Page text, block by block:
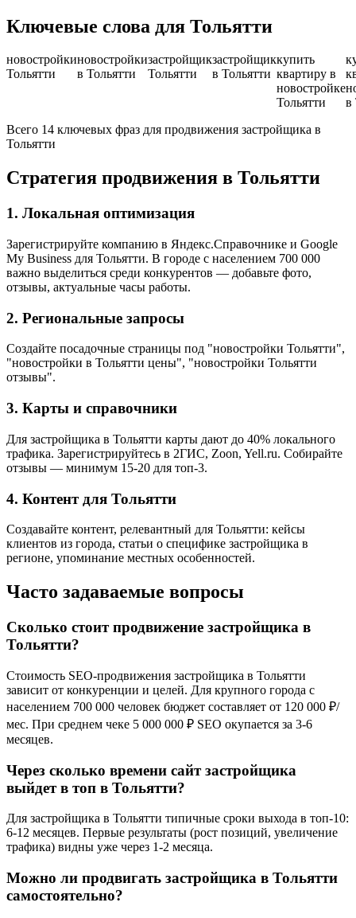
Ключевые слова для Тольятти
новостройки
Тольятти
новостройки
в Тольятти
застройщик
Тольятти
застройщик
в Тольятти
купить
квартиру в
новостройке
Тольятти
в
Всего 14 ключевых фраз для продвижения застройщика в
Тольятти
Стратегия продвижения в Тольятти
1. Локальная оптимизация
Зарегистрируйте компанию в Яндекс.Справочнике и Google
My Business для Тольятти. В городе с населением 700 000
важно выделиться среди конкурентов — добавьте фото,
отзывы, актуальные часы работы.
2. Региональные запросы
Создайте посадочные страницы под "новостройки Тольятти",
"новостройки в Тольятти цены", "новостройки Тольятти
отзывы".
3. Карты и справочники
Для застройщика в Тольятти карты дают до 40% локального
трафика. Зарегистрируйтесь в 2ГИС, Zoon, Yell.ru. Собирайте
отзывы — минимум 15-20 для топ-3.
4. Контент для Тольятти
Создавайте контент, релевантный для Тольятти: кейсы
клиентов из города, статьи о специфике застройщика в
регионе, упоминание местных особенностей.
Часто задаваемые вопросы
Сколько стоит продвижение застройщика в
Тольятти?
Стоимость SEO-продвижения застройщика в Тольятти
зависит от конкуренции и целей. Для крупного города с
населением 700 000 человек бюджет составляет от 120 000 ₽/
мес. При среднем чеке 5 000 000 ₽ SEO окупается за 3-6
месяцев.
Через сколько времени сайт застройщика
выйдет в топ в Тольятти?
Для застройщика в Тольятти типичные сроки выхода в топ-10:
6-12 месяцев. Первые результаты (рост позиций, увеличение
трафика) видны уже через 1-2 месяца.
Можно ли продвигать застройщика в Тольятти
самостоятельно?